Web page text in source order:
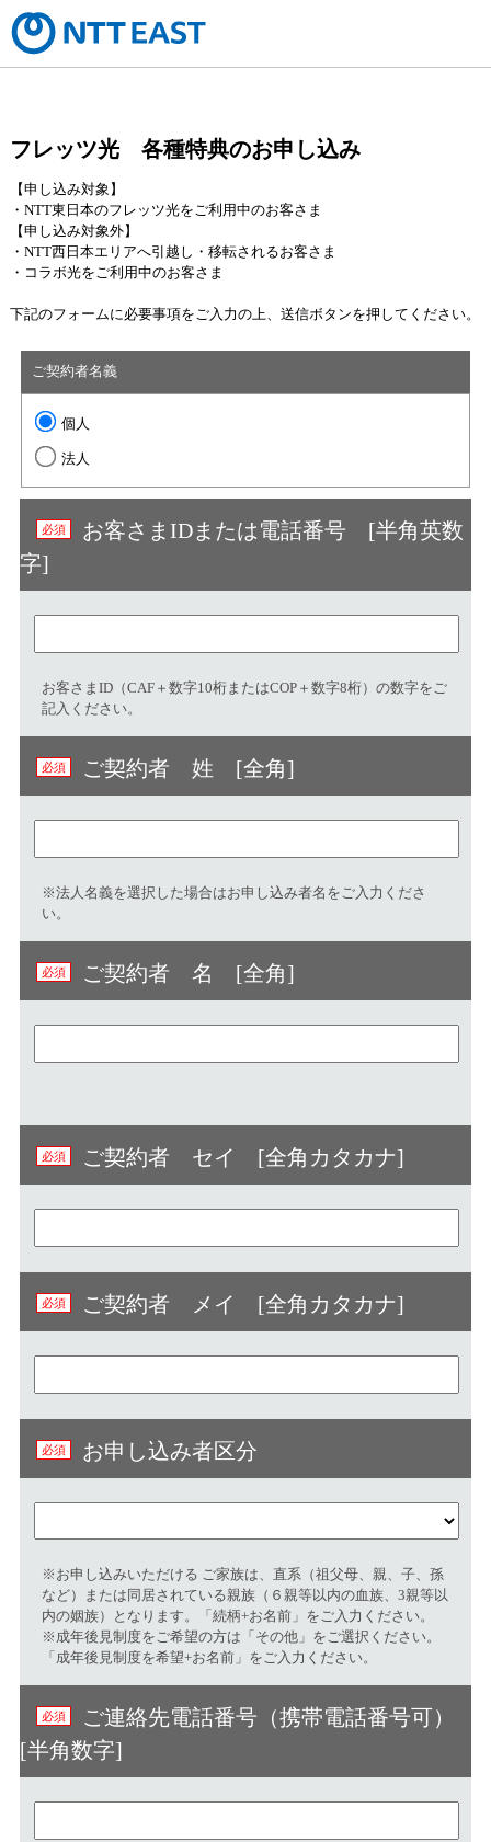
フレッツ光 各種特典のお申し込み
【申し込み対象】
・NTT東日本のフレッツ光をご利用中のお客さま
【申し込み対象外】
・NTT西日本エリアへ引越し・移転されるお客さま
・コラボ光をご利用中のお客さま
下記のフォームに必要事項をご入力の上、送信ボタンを押してください。
ご契約者名義
個人
法人